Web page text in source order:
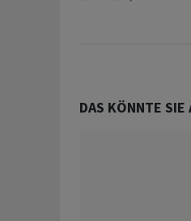
DAS KÖNNTE SIE